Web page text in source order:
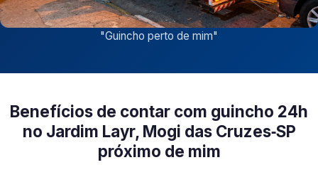
"Guincho perto de mim"
Benefícios de contar com guincho 24h
no Jardim Layr, Mogi das Cruzes‑SP
próximo de mim